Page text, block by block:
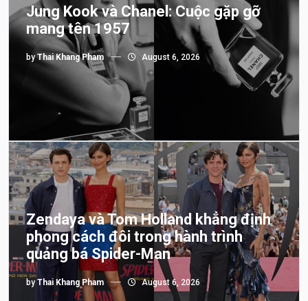
Jung Kook và Chanel: Cuộc gặp gỡ
mang tên 1957
byThai Khang Pham August 6, 2026
Zendaya và Tom Holland khẳng định
phong cách đôi trong hành trình
quảng bá Spider-Man
by Thai Khang Pham August 6, 2026